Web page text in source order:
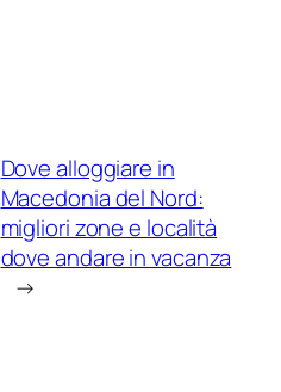
Dove alloggiare in
Macedonia del Nord:
migliori zone e località
dove andare in vacanza
→